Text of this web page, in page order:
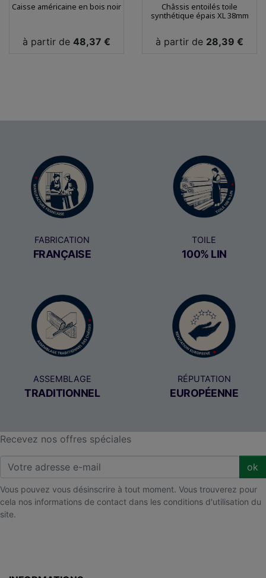
Caisse américaine en bois noir
Prix
à partir de 48,37 €
Châssis entoilés toile
synthétique épais XL 38mm
Prix
à partir de 28,39 €
FABRICATION
FRANÇAISE
TOILE
100% LIN
ASSEMBLAGE
TRADITIONNEL
RÉPUTATION
EUROPÉENNE
Recevez nos offres spéciales
ok
Vous pouvez vous désinscrire à tout moment. Vous trouverez pour
cela nos informations de contact dans les conditions d'utilisation du
site.